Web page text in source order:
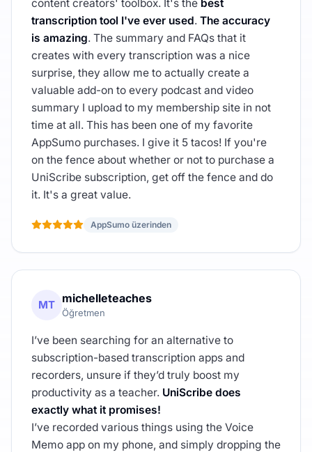
content creators' toolbox. It's the best
transcription tool I've ever used. The accuracy
is amazing. The summary and FAQs that it
creates with every transcription was a nice
surprise, they allow me to actually create a
valuable add-on to every podcast and video
summary I upload to my membership site in not
time at all. This has been one of my favorite
AppSumo purchases. I give it 5 tacos! If you're
on the fence about whether or not to purchase a
UniScribe subscription, get off the fence and do
it. It's a great value.
AppSumo üzerinden
MT michelleteaches
Öğretmen
I’ve been searching for an alternative to
subscription-based transcription apps and
recorders, unsure if they’d truly boost my
productivity as a teacher. UniScribe does
exactly what it promises!
I’ve recorded various things using the Voice
Memo app on my phone, and simply dropping the